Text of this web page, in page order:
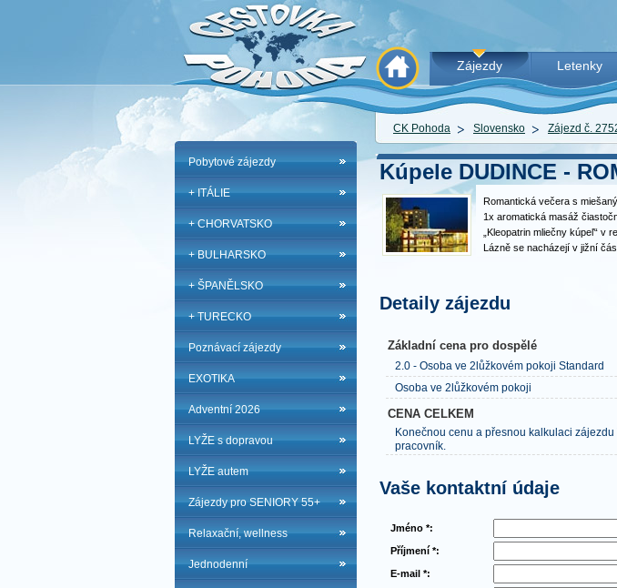
Zájezdy Letenky
CK Pohoda Slovensko Zájezd č.
Pobytové zájezdy
+ ITÁLIE
+ CHORVATSKO
+ BULHARSKO
+ ŠPANĚLSKO
+ TURECKO
Poznávací zájezdy
EXOTIKA
Adventní 2026
LYŽE s dopravou
LYŽE autem
Zájezdy pro SENIORY 55+
Relaxační, wellness
Jednodenní
Kúpele DUDINCE -
Romantická večera s
1x aromatická masáž
„Kleopatrin mliečny kúpeľ“ v
Lázně se nacházejí v jižní
hydrogenuhličitanovo-
Detaily zájezdu
Základní cena pro dospělé
2.0 - Osoba ve 2lůžkovém pokoji Standard
Osoba ve 2lůžkovém pokoji
CENA CELKEM
Konečnou cenu a přesnou kalkulaci
pracovník.
Vaše kontaktní údaje
Jméno *:
Příjmení *:
E-mail *: